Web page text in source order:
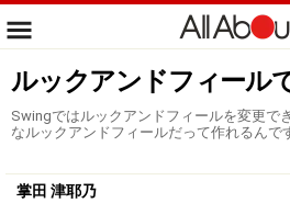
ルックアンドフィール
Swingではルックアンドフィールを変更で
なルックアンドフィールだって作れるんで
掌田 津耶乃